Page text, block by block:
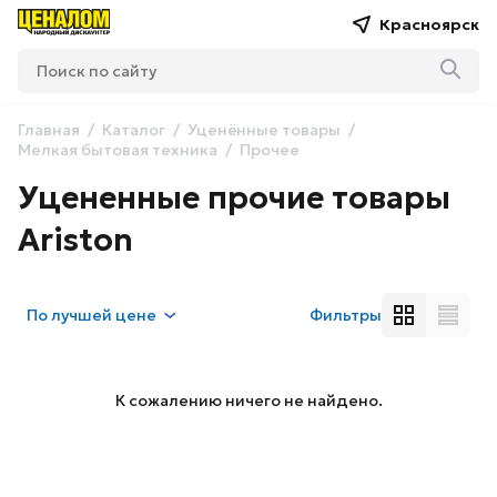
Красноярск
Главная Каталог
Уценённые товары
Мелкая бытовая техника
Прочее
Уцененные прочие товары
Ariston
Получшей цене Фильтры
К сожалению ничего не найдено.